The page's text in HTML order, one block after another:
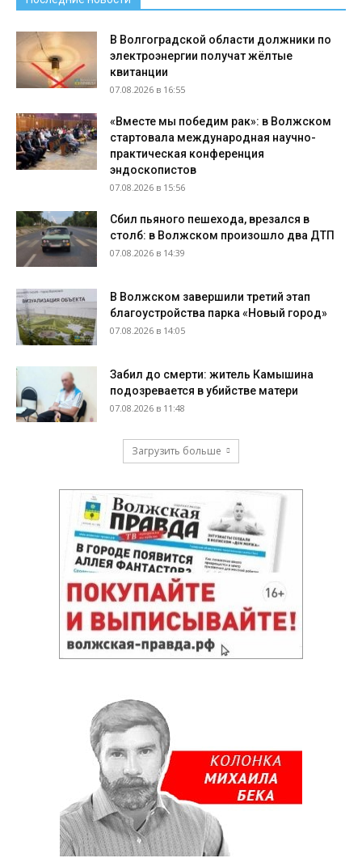
В Волгоградской области должники по
электроэнергии получат жёлтые
квитанции
07.08.2026 в 16:55
«Вместе мы победим рак»: в Волжском
стартовала международная научно-
практическая конференция
эндоскопистов
07.08.2026 в 15:56
Сбил пьяного пешехода, врезался в
столб: в Волжском произошло два ДТП
07.08.2026 в 14:39
В Волжском завершили третий этап
благоустройства парка «Новый город»
07.08.2026 в 14:05
Забил до смерти: житель Камышина
подозревается в убийстве матери
07.08.2026 в 11:48
Загрузить больше